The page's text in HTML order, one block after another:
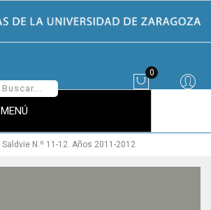
0
MENÚ
Saldvie N.º 11-12. Años 2011-2012